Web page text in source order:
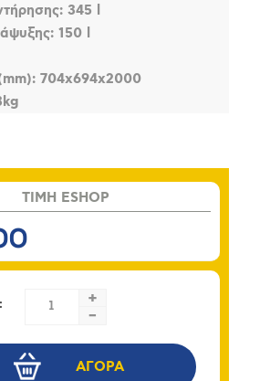
345 l
150 l
704x694x2000
TIMH ESHOP
+
-